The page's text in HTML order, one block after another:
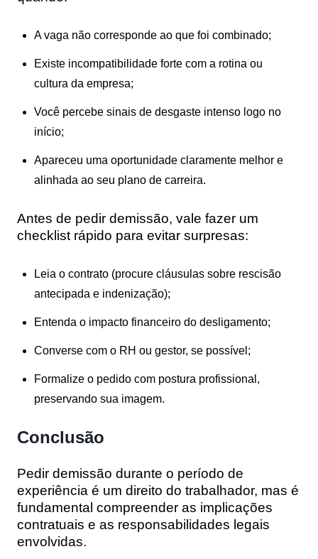
A vaga não corresponde ao que foi combinado;
Existe incompatibilidade forte com a rotina ou
cultura da empresa;
Você percebe sinais de desgaste intenso logo no
início;
Apareceu uma oportunidade claramente melhor e
alinhada ao seu plano de carreira.
Antes de pedir demissão, vale fazer um
checklist rápido para evitar surpresas:
Leia o contrato (procure cláusulas sobre rescisão
antecipada e indenização);
Entenda o impacto financeiro do desligamento;
Converse com o RH ou gestor, se possível;
Formalize o pedido com postura profissional,
preservando sua imagem.
Conclusão
Pedir demissão durante o período de
experiência é um direito do trabalhador, mas é
fundamental compreender as implicações
contratuais e as responsabilidades legais
envolvidas.